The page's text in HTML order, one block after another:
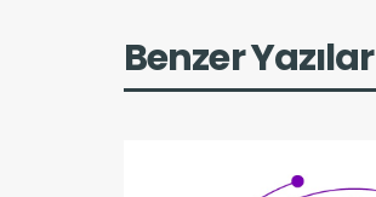
Benzer Yazılar